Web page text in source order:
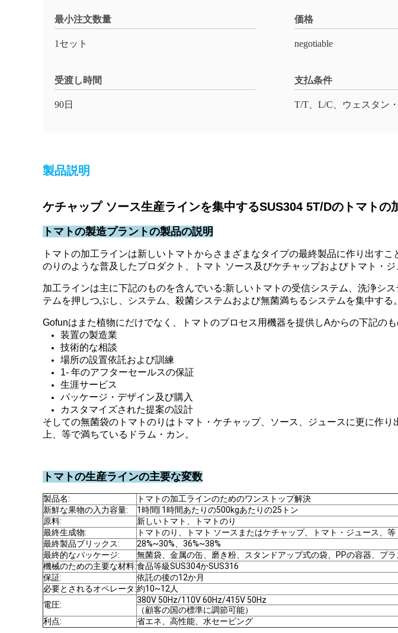
最小注文数量
1セット
価格
negotiable
受渡し時間
90日
支払条件
T/T、L/C、ウェスタン
製品説明
ケチャップ ソース生産ラインを集中するSUS304 5T/Dのトマトの
トマトの製造プラントの製品の説明
トマトの加工ラインは新しいトマトからさまざまなタイプの最終製品に作り出す
のりのような普及したプロダクト、トマト ソース及びケチャップおよびトマト・ジ
加工ラインは主に下記のものを含んでいる:新しいトマトの受信システム、洗浄シ
テムを押しつぶし、システム、殺菌システムおよび無菌満ちるシステムを集中す
Gofunはまた植物にだけでなく、トマトのプロセス用機器を提供しAからの下記の
装置の製造業
技術的な相談
場所の設置依託および訓練
1- 年のアフターセールスの保証
生涯サービス
パッケージ・デザイン及び購入
カスタマイズされた提案の設計
そしての無菌袋のトマトのりはトマト・ケチャップ、ソース、ジュースに更に作
上、等で満ちているドラム・カン。
トマトの生産ラインの主要な変数
製品名:
トマトの加工ラインのためのワンストップ解決
新鮮な果物の入力容量:
1時間| 1時間あたりの500kgあたりの25トン
原料:
新しいトマト、トマトのり
最終生成物:
トマトのり、トマト ソースまたはケチャップ、トマト・ジュース、等
最終製品ブリックス:
28%~30%、36%~38%
最終的なパッケージ:
無菌袋、金属の缶、磨き粉、スタンドアップ式の袋、PPの容器、プ
機械のための主要な材料:食品等級SUS304かSUS316
保証:
依託の後の12か月
必要とされるオペレータ:約10~12人
電圧:
380V 50Hz/110V 60Hz/415V 50Hz
（顧客の国の標準に調節可能）
利点:
省エネ、高性能、水セービング